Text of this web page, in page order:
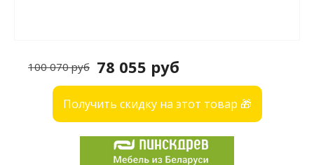
78 055 руб
100 070 руб
Получить скидку на этот товар 🎁